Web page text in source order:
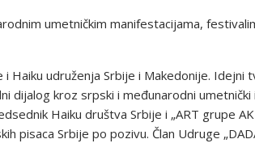
umetničkim manifestacijama,
Haiku udruženja Srbije i Makedonije.
dijalog kroz srpski i međunarodni umetnički
Haiku društva Srbije i „ART grupe
pisaca Srbije po pozivu. Član Udruge